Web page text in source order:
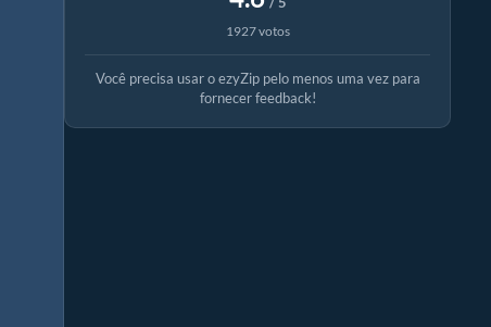
1927 votos
Você precisa usar o ezyZip pelo menos uma vez para
fornecer feedback!